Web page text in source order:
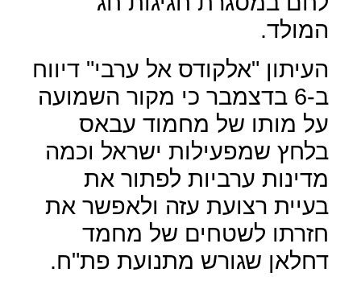
המולד.
העיתון "אלקודס אל ערבי" דיווח
ב-6 בדצמבר כי מקור השמועה
על מותו של מחמוד עבאס
בלחץ שמפעילות ישראל וכמה
מדינות ערביות לפתור את
בעיית רצועת עזה ולאפשר את
חזרתו לשטחים של מחמד
דחלאן שגורש מתנועת פת"ח.